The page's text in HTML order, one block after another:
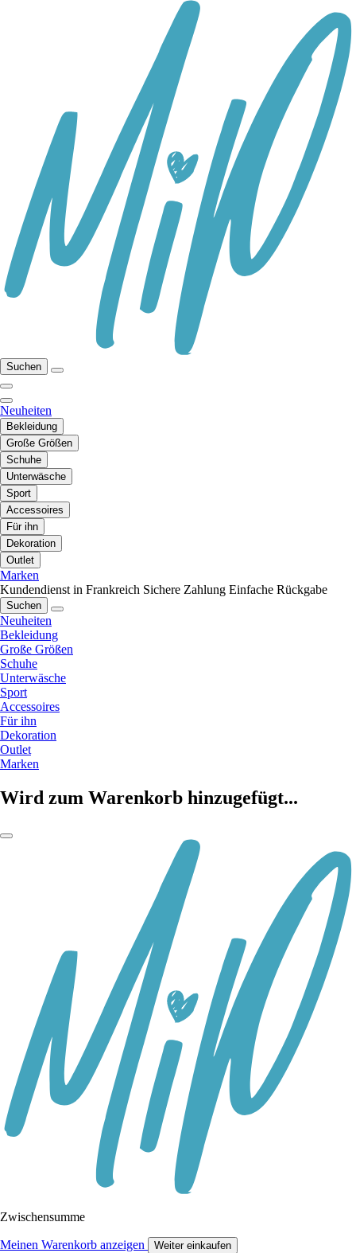
Suchen
Neuheiten
Bekleidung
Große Größen
Schuhe
Unterwäsche
Sport
Accessoires
Für ihn
Dekoration
Outlet
Marken
Kundendienst in Frankreich Sichere Zahlung Einfache Rückgabe
Suchen
Neuheiten
Bekleidung
Große Größen
Schuhe
Unterwäsche
Sport
Accessoires
Für ihn
Dekoration
Outlet
Marken
Wird zum Warenkorb hinzugefügt...
Zwischensumme
Meinen Warenkorb anzeigen Weiter einkaufen